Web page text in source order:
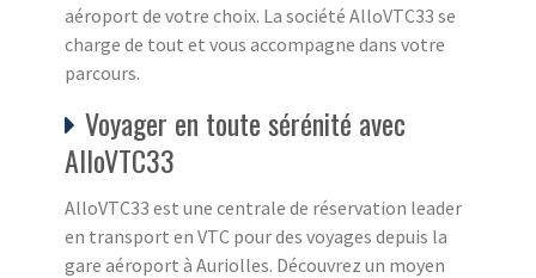
aéroport de votre choix. La société AlloVTC33 se
charge de tout et vous accompagne dans votre
parcours.
Voyager en toute sérénité avec
AlloVTC33
AlloVTC33 est une centrale de réservation leader
en transport en VTC pour des voyages depuis la
gare aéroport à Auriolles. Découvrez un moyen